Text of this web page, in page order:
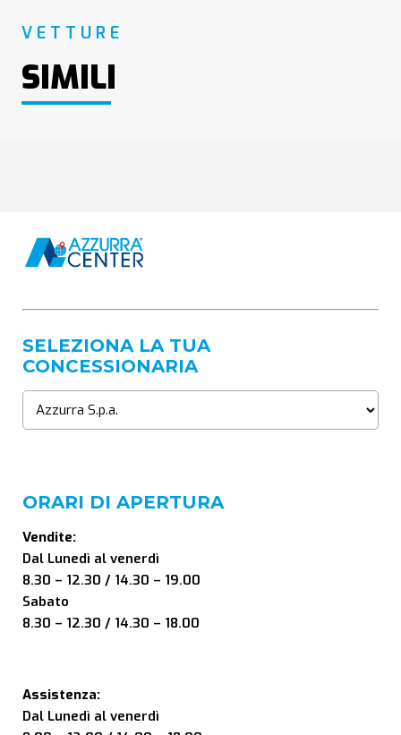
VETTURE
SIMILI
SELEZIONA LA TUA
CONCESSIONARIA
ORARI DI APERTURA
Vendite:
Dal Lunedì al venerdì
8.30 – 12.30 / 14.30 – 19.00
Sabato
8.30 – 12.30 / 14.30 – 18.00
Assistenza:
Dal Lunedì al venerdì